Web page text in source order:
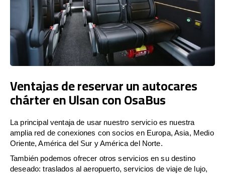
Ventajas de reservar un autocares
chárter en Ulsan con OsaBus
La principal ventaja de usar nuestro servicio es nuestra
amplia red de conexiones con socios en Europa, Asia, Medio
Oriente, América del Sur y América del Norte.
También podemos ofrecer otros servicios en su destino
deseado: traslados al aeropuerto, servicios de viaje de lujo,